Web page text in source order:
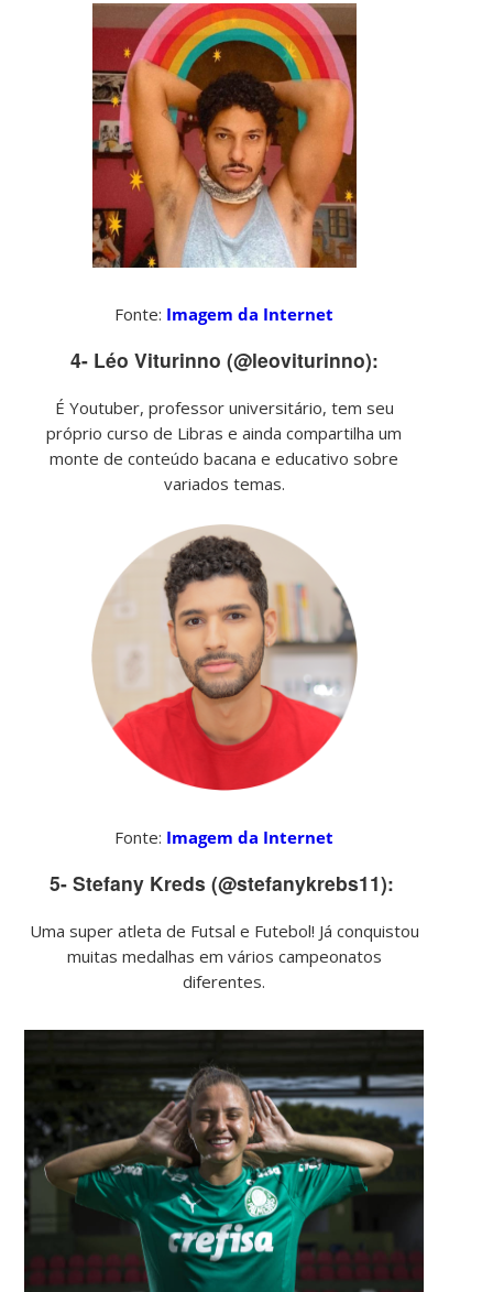
Fonte: Imagem da Internet
4- Léo Viturinno (@leoviturinno):
É Youtuber, professor universitário, tem seu
próprio curso de Libras e ainda compartilha um
monte de conteúdo bacana e educativo sobre
variados temas.
Fonte: Imagem da Internet
5- Stefany Kreds (@stefanykrebs11):
Uma super atleta de Futsal e Futebol! Já conquistou
muitas medalhas em vários campeonatos
diferentes.